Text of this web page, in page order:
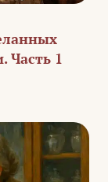
Часть 1